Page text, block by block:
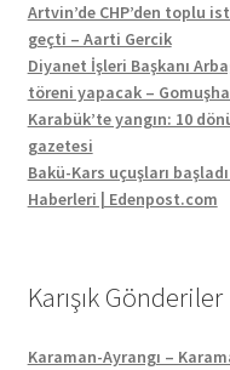
Artvin’de CHP’den toplu
geçti – Aarti Gercik
Diyanet İşleri Başkanı
töreni yapacak –
Karabük’te yangın: 10
gazetesi
Bakü-Kars uçuşları
Haberleri | Edenpost.com
Karışık Gönderiler
Karaman-Ayrangı –